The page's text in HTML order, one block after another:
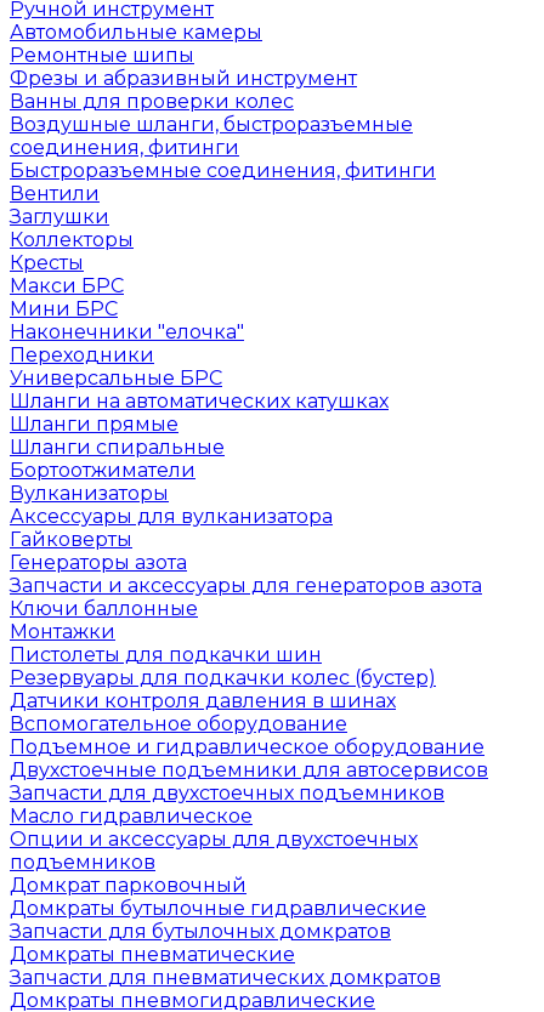
Ручной инструмент
Автомобильные камеры
Ремонтные шипы
Фрезы и абразивный инструмент
Ванны для проверки колес
Воздушные шланги, быстроразъемные
соединения, фитинги
Быстроразъемные соединения, фитинги
Вентили
Заглушки
Коллекторы
Кресты
Макси БРС
Мини БРС
Наконечники "елочка"
Переходники
Универсальные БРС
Шланги на автоматических катушках
Шланги прямые
Шланги спиральные
Бортоотжиматели
Вулканизаторы
Аксессуары для вулканизатора
Гайковерты
Генераторы азота
Запчасти и аксессуары для генераторов азота
Ключи баллонные
Монтажки
Пистолеты для подкачки шин
Резервуары для подкачки колес (бустер)
Датчики контроля давления в шинах
Вспомогательное оборудование
Подъемное и гидравлическое оборудование
Двухстоечные подъемники для автосервисов
Запчасти для двухстоечных подъемников
Масло гидравлическое
Опции и аксессуары для двухстоечных
подъемников
Домкрат парковочный
Домкраты бутылочные гидравлические
Запчасти для бутылочных домкратов
Домкраты пневматические
Запчасти для пневматических домкратов
Домкраты пневмогидравлические